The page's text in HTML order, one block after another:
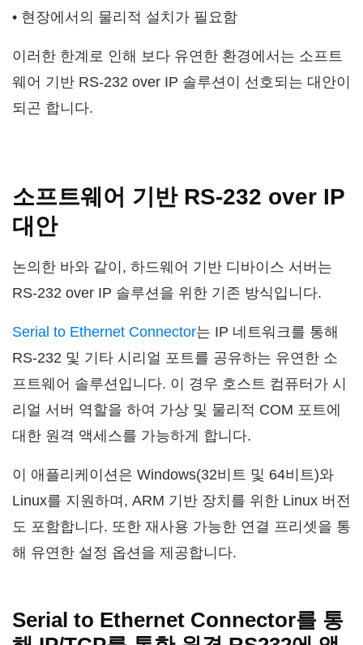
• 현장에서의 물리적 설치가 필요함
이러한 한계로 인해 보다 유연한 환경에서는 소프트
웨어 기반 RS-232 over IP 솔루션이 선호되는 대안이
되곤 합니다.
소프트웨어 기반 RS-232 over IP
대안
논의한 바와 같이, 하드웨어 기반 디바이스 서버는
RS-232 over IP 솔루션을 위한 기존 방식입니다.
Serial to Ethernet Connector는 IP 네트워크를 통해
RS-232 및 기타 시리얼 포트를 공유하는 유연한 소
프트웨어 솔루션입니다. 이 경우 호스트 컴퓨터가 시
리얼 서버 역할을 하여 가상 및 물리적 COM 포트에
대한 원격 액세스를 가능하게 합니다.
이 애플리케이션은 Windows(32비트 및 64비트)와
Linux를 지원하며, ARM 기반 장치를 위한 Linux 버전
도 포함합니다. 또한 재사용 가능한 연결 프리셋을 통
해 유연한 설정 옵션을 제공합니다.
Serial to Ethernet Connector를 통